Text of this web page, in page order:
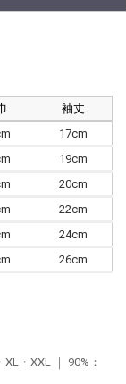
袖丈
17cm
19cm
20cm
22cm
24cm
26cm
・XXL ｜ 90%：